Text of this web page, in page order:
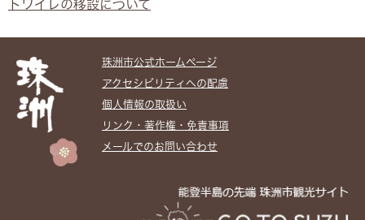
トワイレの移設について
珠洲市公式ホームぺージ
アクセシビリティへの配慮
個人情報の取扱い
リンク・著作権・免責事項
メールでのお問い合わせ